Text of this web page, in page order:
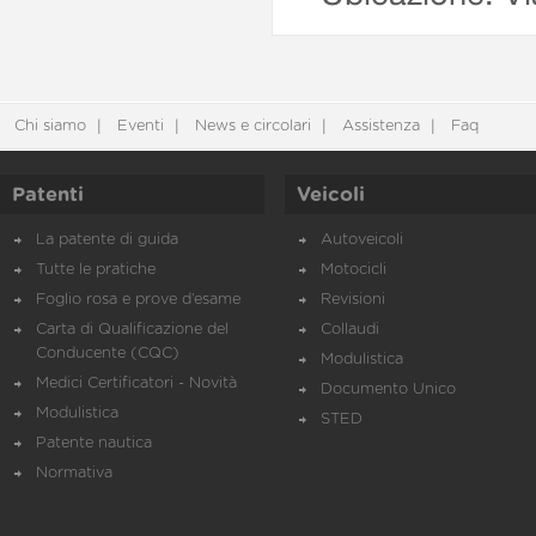
Chi siamo Eventi News e circolari Assistenza Faq
Patenti
La patente di guida
Tutte le pratiche
Foglio rosa e prove d’esame
Carta di Qualificazione del
Conducente (CQC)
Medici Certificatori - Novità
Modulistica
Patente nautica
Normativa
Veicoli
Autoveicoli
Motocicli
Revisioni
Collaudi
Modulistica
Documento Unico
STED